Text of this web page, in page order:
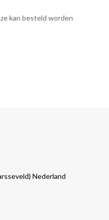
kan besteld worden
Nederland